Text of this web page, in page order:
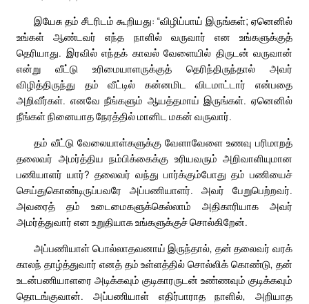
இயேசு தம் சீடரிடம் கூறியது: “விழிப்பாய் இருங்கள்; ஏனெனில்
உங்கள் ஆண்டவர் எந்த நாளில் வருவார் என உங்களுக்குத்
தெரியாது. இரவில் எந்தக் காவல் வேளையில் திருடன் வருவான்
என்று வீட்டு உரிமையாளருக்குத் தெரிந்திருந்தால் அவர்
விழித்திருந்து தம் வீட்டில் கன்னமிட விடமாட்டார் என்பதை
அறிவீர்கள். எனவே நீங்களும் ஆயத்தமாய் இருங்கள். ஏனெனில்
நீங்கள் நினையாத நேரத்தில் மானிட மகன் வருவார்.
தம் வீட்டு வேலையாள்களுக்கு வேளாவேளை உணவு பரிமாறத்
தலைவர் அமர்த்திய நம்பிக்கைக்கு உரியவரும் அறிவாளியுமான
பணியாளர் யார்? தலைவர் வந்து பார்க்கும்போது தம் பணியைச்
செய்துகொண்டிருப்பவரே அப்பணியாளர். அவர் பேறுபெற்றவர்.
அவரைத் தம் உடைமைகளுக்கெல்லாம் அதிகாரியாக அவர்
அமர்த்துவார் என உறுதியாக உங்களுக்குச் சொல்கிறேன்.
அப்பணியாள் பொல்லாதவனாய் இருந்தால், தன் தலைவர் வரக்
காலந் தாழ்த்துவார் எனத் தம் உள்ளத்தில் சொல்லிக் கொண்டு, தன்
உடன்பணியாளரை அடிக்கவும் குடிகாரருடன் உண்ணவும் குடிக்கவும்
தொடங்குவான். அப்பணியாள் எதிர்பாராத நாளில், அறியாத